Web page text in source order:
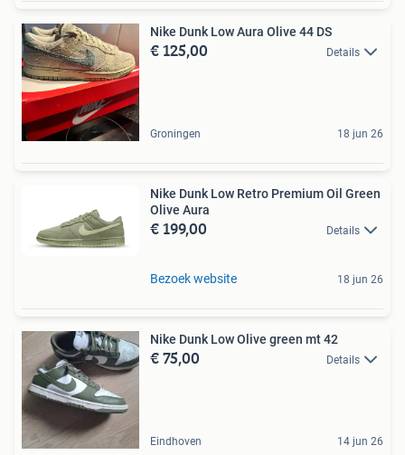
Nike Dunk Low Aura Olive 44 DS
€ 125,00 Details
Groningen 18 jun 26
Nike Dunk Low Retro Premium Oil Green
Olive Aura
€ 199,00 Details
Bezoek website 18 jun 26
Nike Dunk Low Olive green mt 42
€ 75,00 Details
Eindhoven 14 jun 26